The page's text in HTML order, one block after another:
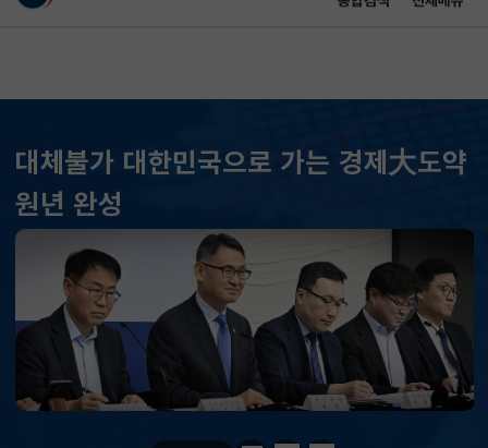
대체불가 대한민국으로 가는 경제大도약
원년 완성
KOSPI 6258.77 37.61(하락)
KOSDAQ
국고채(3년) 3.746 0.004(상승)
달러-원 1410.6000 13.2000(하락)
KOSPI 6258.77 37.61(하락)
KOSDAQ 798.81 2.86(하락)